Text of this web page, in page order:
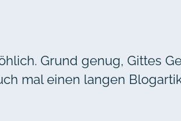
Grund genug, Gittes
mal einen langen